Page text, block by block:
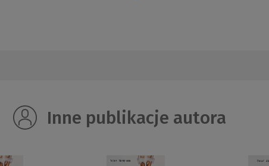
Inne publikacje autora